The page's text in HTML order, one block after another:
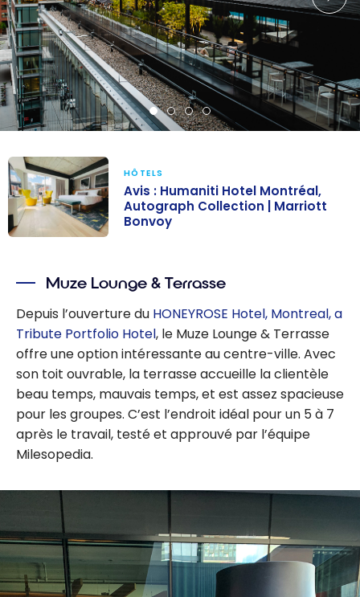
Autograph
Collection |
Marriott
Bonvoy
HÔTELS
Avis : Humaniti Hotel Montréal,
Autograph Collection | Marriott
Bonvoy
Muze Lounge & Terrasse
Depuis l’ouverture du HONEYROSE Hotel, Montreal, a
Tribute Portfolio Hotel, le Muze Lounge & Terrasse
offre une option intéressante au centre-ville. Avec
son toit ouvrable, la terrasse accueille la clientèle
beau temps, mauvais temps, et est assez spacieuse
pour les groupes. C’est l’endroit idéal pour un 5 à 7
après le travail, testé et approuvé par l’équipe
Milesopedia.